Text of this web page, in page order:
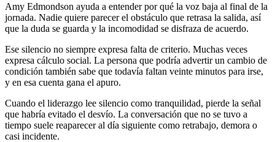
Amy Edmondson ayuda a entender por qué la voz baja al final de la
jornada. Nadie quiere parecer el obstáculo que retrasa la salida, así
que la duda se guarda y la incomodidad se disfraza de acuerdo.
Ese silencio no siempre expresa falta de criterio. Muchas veces
expresa cálculo social. La persona que podría advertir un cambio de
condición también sabe que todavía faltan veinte minutos para irse,
y en esa cuenta gana el apuro.
Cuando el liderazgo lee silencio como tranquilidad, pierde la señal
que habría evitado el desvío. La conversación que no se tuvo a
tiempo suele reaparecer al día siguiente como retrabajo, demora o
casi incidente.